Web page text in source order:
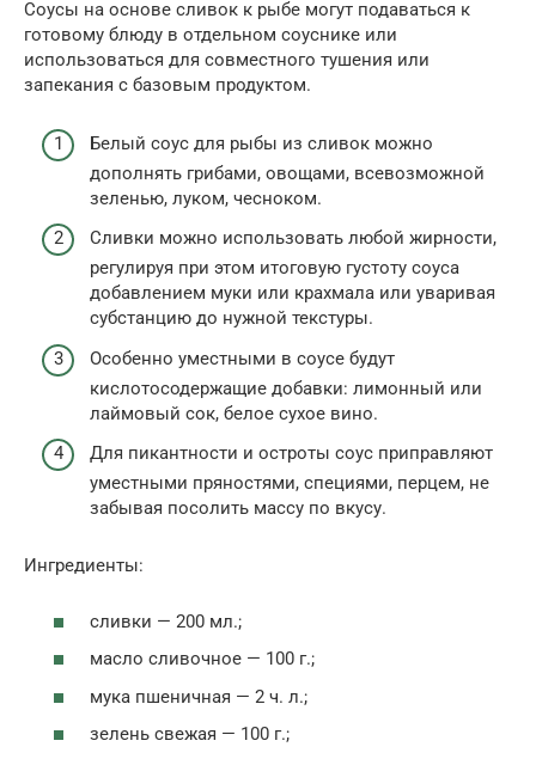
Соусы на основе сливок к рыбе могут подаваться к
готовому блюду в отдельном соуснике или
использоваться для совместного тушения или
запекания с базовым продуктом.
Белый соус для рыбы из сливок можно
дополнять грибами, овощами, всевозможной
зеленью, луком, чесноком.
Сливки можно использовать любой жирности,
регулируя при этом итоговую густоту соуса
добавлением муки или крахмала или уваривая
субстанцию до нужной текстуры.
Особенно уместными в соусе будут
кислотосодержащие добавки: лимонный или
лаймовый сок, белое сухое вино.
Для пикантности и остроты соус приправляют
уместными пряностями, специями, перцем, не
забывая посолить массу по вкусу.
Ингредиенты:
сливки — 200 мл.;
масло сливочное — 100 г.;
мука пшеничная — 2 ч. л.;
зелень свежая — 100 г.;